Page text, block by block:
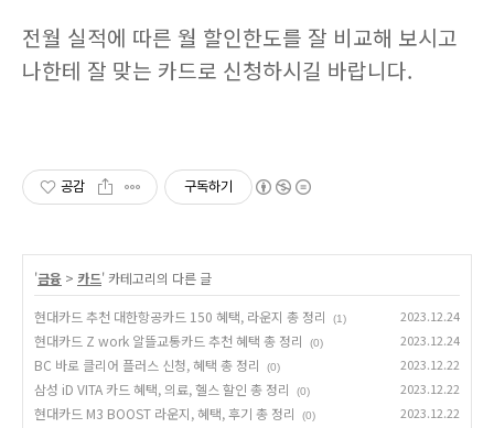
전월 실적에 따른 월 할인한도를 잘 비교해 보시고
나한테 잘 맞는 카드로 신청하시길 바랍니다.
공감 구독하기
'금융 > 카드' 카테고리의 다른 글
현대카드 추천 대한항공카드 150 혜택, 라운지 총 정리 (1) 2023.12.24
현대카드 Z work 알뜰교통카드 추천 혜택 총 정리 (0) 2023.12.24
BC 바로 클리어 플러스 신청, 혜택 총 정리 (0) 2023.12.22
삼성 iD VITA 카드 혜택, 의료, 헬스 할인 총 정리 (0) 2023.12.22
현대카드 M3 BOOST 라운지, 혜택, 후기 총 정리 (0) 2023.12.22